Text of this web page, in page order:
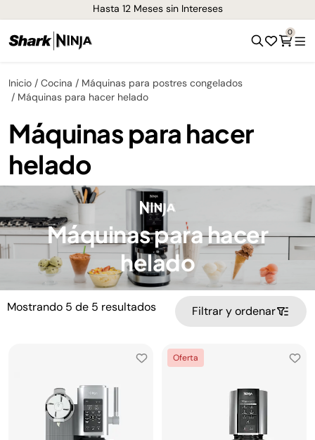
Hasta 12 Meses sin Intereses
0
Inicio Cocina
Máquinas para postres congelados
Máquinas para hacer helado
Máquinas para hacer
helado
Máquinas para hacer
helado
Mostrando 5 de 5 resultados Filtrar y ordenar
Oferta